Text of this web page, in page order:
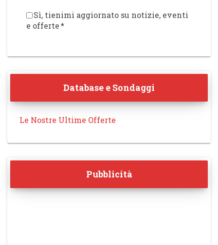
Sì, tienimi aggiornato su notizie, eventi
e offerte*
Database e Sondaggi
Le Nostre Ultime Offerte
Pubblicità